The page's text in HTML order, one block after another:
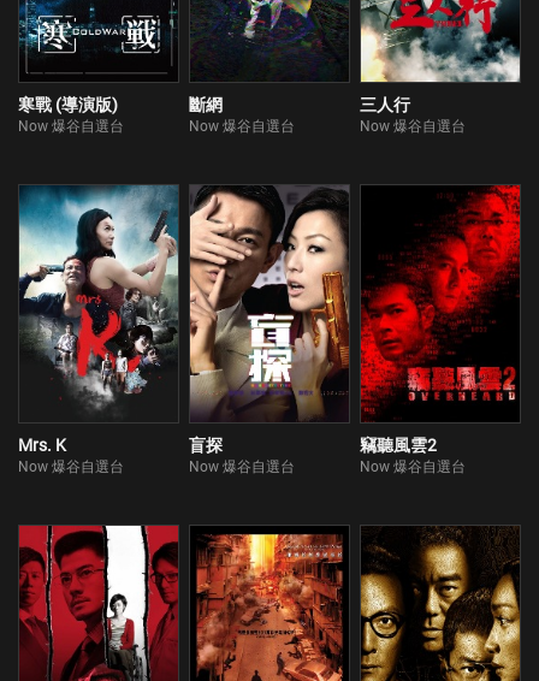
寒戰 (導演版)
Now 爆谷自選台
斷網
Now 爆谷自選台
三人行
Now 爆谷自選台
Mrs. K
Now 爆谷自選台
盲探
Now 爆谷自選台
竊聽風雲2
Now 爆谷自選台